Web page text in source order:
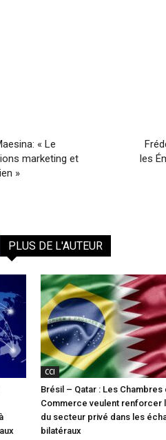
« Le
marketing et
»
les
PLUS DE L'AUTEUR
CCI
Brésil – Qatar : Les Chambres
Commerce veulent renforcer
du secteur privé dans les
bilatéraux